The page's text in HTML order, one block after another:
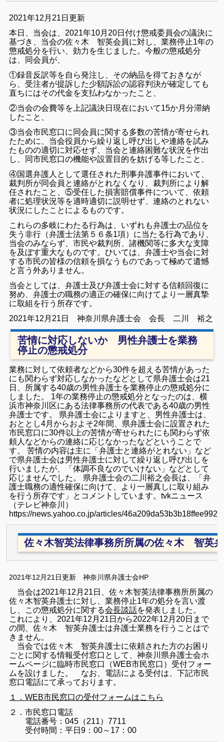
2021年12月21日更新
本日、当会は、2021年10月20日付け懲戒委員会の議決に
基づき、当会の佐々木 智英会員に対し、業務停止1年の
懲戒処分を行い、効力を生じました。今般の懲戒処分
は、同会員が、
①録音反訳等を自ら発注し、その納品を得ておきなが
ら、受注者が提訴した少額訴訟の認容判決が確定しても
直ちにはその代金を支払わなかったこと、
②当会の会費等を上記議決日現在において15か月分滞納
したこと、
③当会市民窓口に同会員に関する多数の苦情が寄せられ
たために、当会役員から繰り返し呼び出しや連絡を試み
たものの適切に対応せず、当会と連絡困難な状況を作出
し、同市民窓口の機能や設置目的を妨げる等したこと、
④国選弁護人として選任された刑事弁護事件において、
裁判所が同会員と連絡がとれなくなり、裁判所により解
任されたこと、⑤受任した損害賠償事件について、依頼
者に処理状況等を適時適切に説明せず、連絡のとれない
状況にしたことによるものです。
これらの多岐にわたる行為は、いずれも弁護士の品位を
失う非行（弁護士法第５６条1項）に当たる行為であり、
当会のみならず、市民や裁判所、諸機関等に多大な支障
を及ぼす重大なものです。ひいては、弁護士や当会に対
する市民の皆様の信頼を損なうものであって極めて遺憾
と言う外ありません。
当会としては、弁護士及び弁護士会に対する信頼回復に
努め、弁護士の職務の適正の確保に向けてより一層真摯
に取組を行う所存です。
2021年12月21日 神奈川県弁護士会 会長 二川 裕之
苦情に対応しないか 男性弁護士を業務
停止の懲戒処分
業務に対して依頼者などから30件を超える苦情があった
にも関わらず対応しなかったなどとして県弁護士会は21
日、所属する40歳の男性弁護士を業務停止の懲戒処分に
しました。 1年の業務停止の懲戒処分となったのは、横
浜市神奈川区にある法律事務所の代表である40歳の男性
弁護士です。 県弁護士会によりますと、男性弁護士は、
おととし4月からおよそ2年間、県弁護士会に設置された
市民窓口に30件以上の苦情が寄せられたにも関わらず依
頼人などからの連絡に応じなかったなどということで
す。 苦情の内容は主に「弁護士と連絡がとれない」など
で県弁護士会は男性弁護士に対して繰り返し呼び出しを
行いましたが、「体調不良なのでいけない」などとして
応じませんでした。 県弁護士会の二川裕之会長は、「弁
護士職務の適性確保に向けて、より一層真しに取り組み
を行う所存です」とコメントしています。tvkニュース
（テレビ神奈川）
https://news.yahoo.co.jp/articles/
佐々木智英法律事務所所属の佐々木 智英
2021年12月21日更新 神奈川県弁護士会HP
当会は2021年12月21日、佐々木智英法律事務所所属の
佐々木智英弁護士に対し、業務停止1年の処分を言い渡
し、この懲戒処分に関する会長談話を発表しました。
これにより、2021年12月21日から2022年12月20日まで
の間、佐々木 智英弁護士は弁護士業務を行うことはで
きません。
当会では佐々木 智英弁護士に依頼された方のお困り
ごとに関する情報受付窓口として、神奈川県弁護士会ホ
ームページに臨時市民窓口（WEB市民窓口）受付フォー
ムを設けました。
なお、電話による受付は、下記市民
窓口電話にて承っております。
１．WEB市民窓口の受付フォームはこちら
２．市民窓口電話
電話番号：045（211）7711
受付時間：平日9：00～17：00